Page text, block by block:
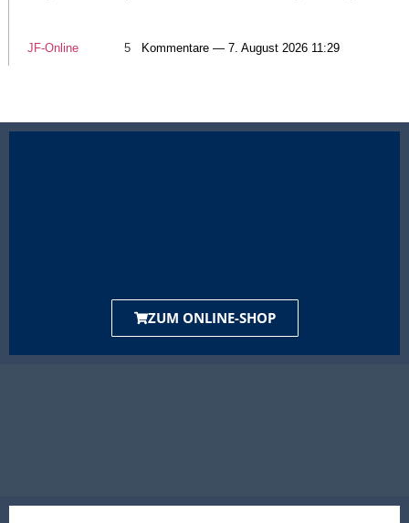
JF-Online 5 Kommentare — 7. August 2026 11:29
ZUM ONLINE-SHOP